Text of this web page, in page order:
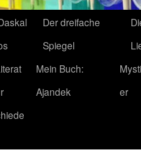
Der dreifache
Spiegel
Mein Buch:
Ajandek
er